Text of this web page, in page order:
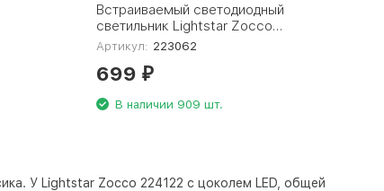
Встраиваемый светодиодный
светильник Lightstar Zocco
223062
Артикул: 223062
699 ₽
В наличии 909 шт.
У Lightstar Zocco 224122 с цоколем LED, общей